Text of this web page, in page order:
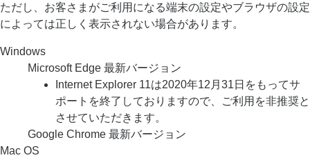
ただし、お客さまがご利用になる端末の設定やブラウザの設定
によっては正しく表示されない場合があります。
Windows
Microsoft Edge 最新バージョン
Internet Explorer 11は2020年12月31日をもってサ
ポートを終了しておりますので、ご利用を非推奨と
させていただきます。
Google Chrome 最新バージョン
Mac OS